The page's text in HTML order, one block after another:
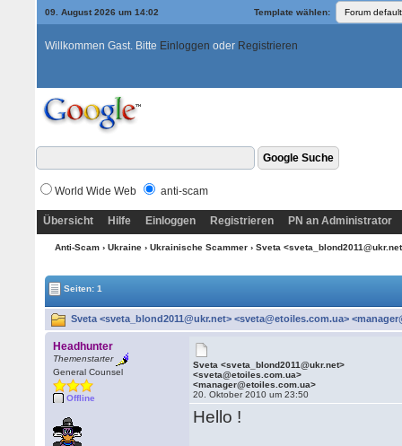
09. August 2026 um 14:02 Template wählen:
Willkommen Gast. Bitte Einloggen oder Registrieren
World Wide Web anti-scam
Übersicht Hilfe Einloggen Registrieren PN an Administrator
Anti-Scam› Ukraine› Ukrainische Scammer› Sveta
Seiten: 1
Sveta <sveta_blond2011@ukr.net> <sveta@etoiles.com.ua>
Headhunter
Themenstarter
General Counsel
Offline
Sveta <sveta_blond2011@ukr.net>
<sveta@etoiles.com.ua>
<manager@etoiles.com.ua>
20. Oktober 2010 um 23:50
Hello !